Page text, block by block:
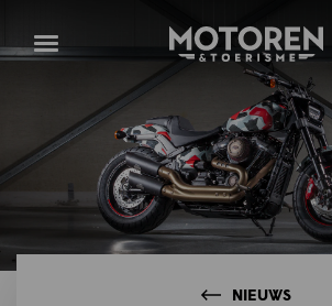
Open
Homepage
NIEUWS